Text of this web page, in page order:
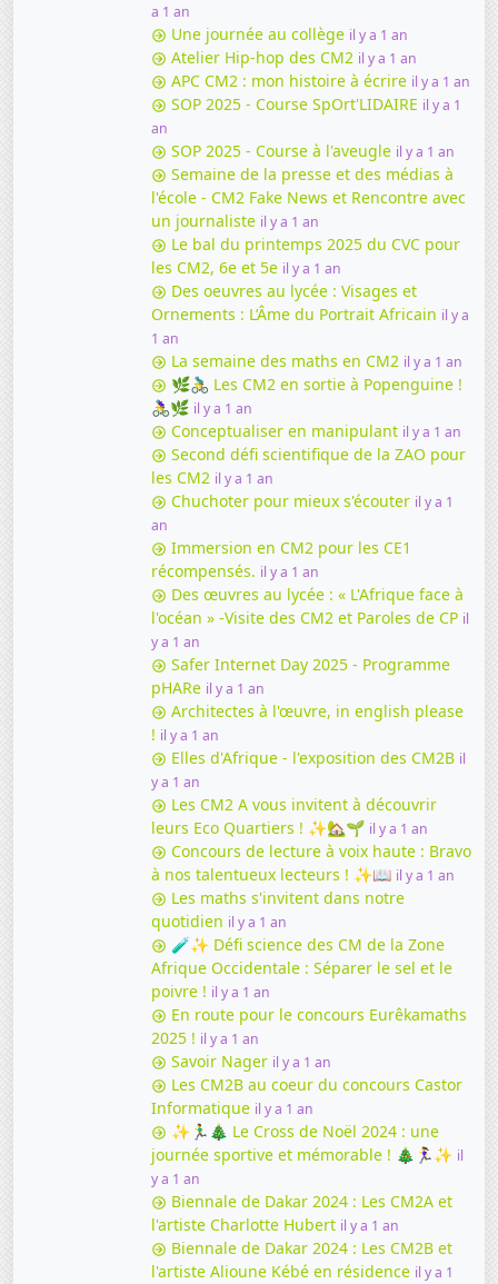
a 1 an
Une journée au collège il y a 1 an
Atelier Hip-hop des CM2 il y a 1 an
APC CM2 : mon histoire à écrire il y a 1 an
SOP 2025 - Course SpOrt'LIDAIRE il y a 1
an
SOP 2025 - Course à l'aveugle il y a 1 an
Semaine de la presse et des médias à
l'école - CM2 Fake News et Rencontre avec
un journaliste il y a 1 an
Le bal du printemps 2025 du CVC pour
les CM2, 6e et 5e il y a 1 an
Des oeuvres au lycée : Visages et
Ornements : L’Âme du Portrait Africain il y a
1 an
La semaine des maths en CM2 il y a 1 an
🌿🚴‍♂️ Les CM2 en sortie à Popenguine !
🚴‍♀️🌿 il y a 1 an
Conceptualiser en manipulant il y a 1 an
Second défi scientifique de la ZAO pour
les CM2 il y a 1 an
Chuchoter pour mieux s'écouter il y a 1
an
Immersion en CM2 pour les CE1
récompensés. il y a 1 an
Des œuvres au lycée : « L'Afrique face à
l'océan » -Visite des CM2 et Paroles de CP il
y a 1 an
Safer Internet Day 2025 - Programme
pHARe il y a 1 an
Architectes à l'œuvre, in english please
! il y a 1 an
Elles d'Afrique - l'exposition des CM2B il
y a 1 an
Les CM2 A vous invitent à découvrir
leurs Eco Quartiers ! ✨🏡🌱 il y a 1 an
Concours de lecture à voix haute : Bravo
à nos talentueux lecteurs ! ✨📖 il y a 1 an
Les maths s'invitent dans notre
quotidien il y a 1 an
🧪✨ Défi science des CM de la Zone
Afrique Occidentale : Séparer le sel et le
poivre ! il y a 1 an
En route pour le concours Eurêkamaths
2025 ! il y a 1 an
Savoir Nager il y a 1 an
Les CM2B au coeur du concours Castor
Informatique il y a 1 an
✨🏃‍♂️🎄 Le Cross de Noël 2024 : une
journée sportive et mémorable ! 🎄🏃‍♀️✨ il
y a 1 an
Biennale de Dakar 2024 : Les CM2A et
l'artiste Charlotte Hubert il y a 1 an
Biennale de Dakar 2024 : Les CM2B et
l'artiste Alioune Kébé en résidence il y a 1